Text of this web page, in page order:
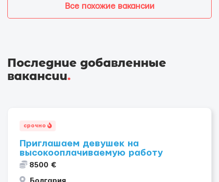
Все похожие вакансии
Последние добавленные
вакансии.
срочно
Приглашаем девушек на
высокооплачиваемую работу
8500 €